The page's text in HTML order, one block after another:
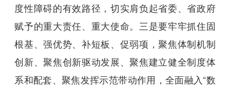
度性障碍的有效路径，切实肩负起省委、省政府
赋予的重大责任、重大使命。三是要牢牢抓住固
根基、强优势、补短板、促弱项，聚焦体制机制
创新、聚焦创新驱动发展、聚焦建立健全制度体
系和配套、聚焦发挥示范带动作用，全面融入“数